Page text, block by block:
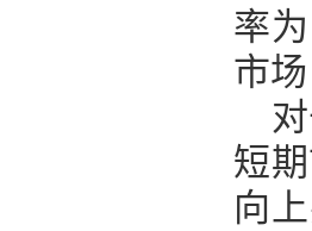
率
市
短
向